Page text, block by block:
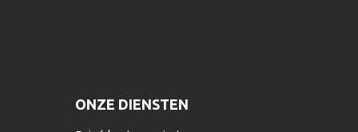
ONZE DIENSTEN